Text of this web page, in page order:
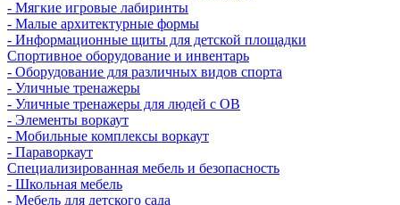
- Мягкие игровые лабиринты
- Малые архитектурные формы
- Информационные щиты для детской площадки
Спортивное оборудование и инвентарь
- Оборудование для различных видов спорта
- Уличные тренажеры
- Уличные тренажеры для людей с ОВ
- Элементы воркаут
- Мобильные комплексы воркаут
- Параворкаут
Cпециализированная мебель и безопасность
- Школьная мебель
- Мебель для детского сада